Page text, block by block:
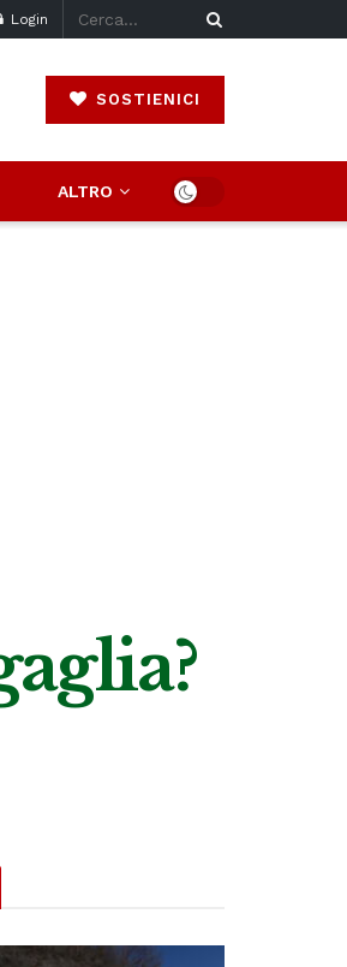
Login
SOSTIENICI
ALTRO